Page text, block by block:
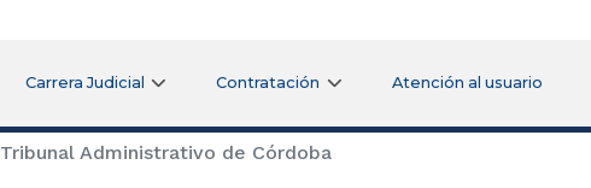
Carrera Judicial Contratación Atención al usuario
Tribunal Administrativo de Córdoba